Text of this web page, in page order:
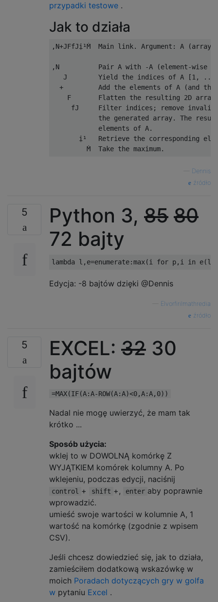
przypadki testowe .
Jak to działa
,N+JFfJị¹Ṁ  Main link. Argument: A (array)
,N          Pair A with -A (element-wise
J        Yield the indices of A [1,
+         Add the elements of A (and
F       Flatten the resulting 2D
fJ     Filter indices; remove
the generated array. The
            elements of A.
ị¹   Retrieve the corresponding
Dennis
źródło
5 Python 3, 85 80
72 bajty
Edycja: -8 bajtów dzięki @Dennis
Elvorfirilmathredia
źródło
5 EXCEL: 32 30
bajtów
=MAX(IF(A:A-ROW(A:A)<0,A:A,0))
Nadal nie mogę uwierzyć, że mam tak
krótko ...
Sposób użycia:
wklej to w DOWOLNĄ komórkę Z
WYJĄTKIEM komórek kolumny A. Po
wklejeniu, podczas edycji, naciśnij
control + shift +, enter aby poprawnie
wprowadzić.
umieść swoje wartości w kolumnie A, 1
wartość na komórkę (zgodnie z wpisem
CSV).
Jeśli chcesz dowiedzieć się, jak to działa,
zamieściłem dodatkową wskazówkę w
moich Poradach dotyczących gry w golfa
w pytaniu Excel .